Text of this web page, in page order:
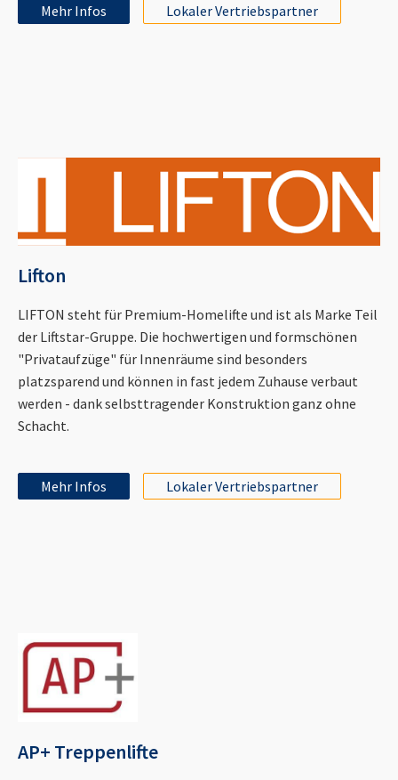
Mehr Infos Lokaler Vertriebspartner
Lifton
LIFTON steht für Premium-Homelifte und ist als Marke Teil
der Liftstar-Gruppe. Die hochwertigen und formschönen
"Privataufzüge" für Innenräume sind besonders
platzsparend und können in fast jedem Zuhause verbaut
werden - dank selbsttragender Konstruktion ganz ohne
Schacht.
Mehr Infos Lokaler Vertriebspartner
AP+ Treppenlifte